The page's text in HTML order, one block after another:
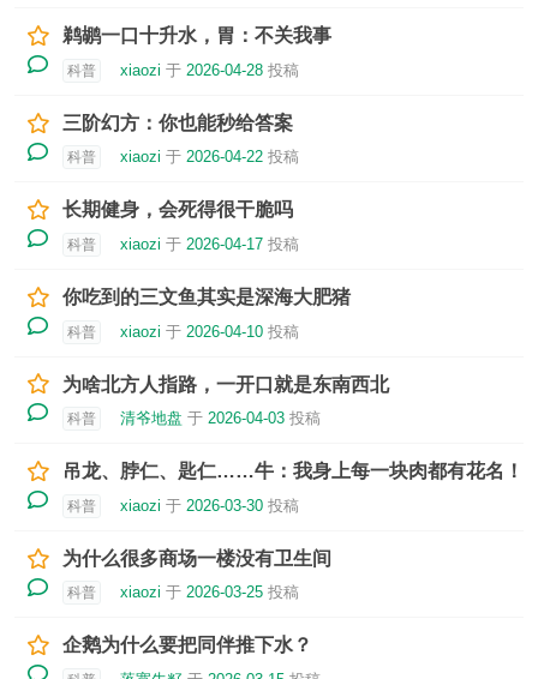
鹈鹕一口十升水，胃：不关我事
科普 xiaozi 于 2026-04-28 投稿
三阶幻方：你也能秒给答案
科普 xiaozi 于 2026-04-22 投稿
长期健身，会死得很干脆吗
科普 xiaozi 于 2026-04-17 投稿
你吃到的三文鱼其实是深海大肥猪
科普 xiaozi 于 2026-04-10 投稿
为啥北方人指路，一开口就是东南西北
科普 清爷地盘 于 2026-04-03 投稿
吊龙、脖仁、匙仁……牛：我身上每一块肉都有花名！
科普 xiaozi 于 2026-03-30 投稿
为什么很多商场一楼没有卫生间
科普 xiaozi 于 2026-03-25 投稿
企鹅为什么要把同伴推下水？